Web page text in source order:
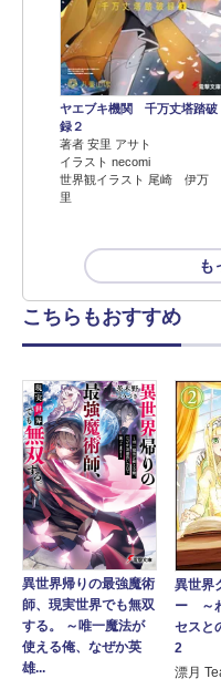
ヤエブキ機関 千万丈塔踏破
録２
著者 安里 アサト
イラスト necomi
世界観イラスト 尾崎 伊万
里
も
こちらもおすすめ
異世界帰りの最強魔術
師、現実世界でも無双
する。 ～唯一魔法が
使える俺、なぜか英
雄...
異世界
ー ～
セスと
2
漂月